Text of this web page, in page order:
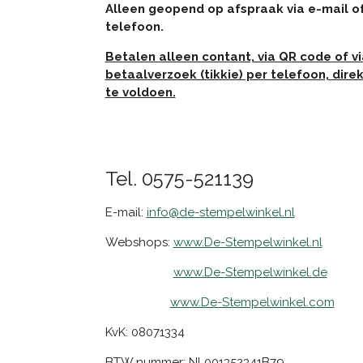
Alleen geopend op afspraak via e-mail
telefoon.
Betalen alleen contant, via QR code of
betaalverzoek (tikkie) per telefoon,
te voldoen.
Tel. 0575-521139
E-mail: info@de-stempelwinkel.nl
Webshops: www.De-Stempelwinkel.nl
www.De-Stempelwinkel.de
www.De-Stempelwinkel.com
KvK: 08071334